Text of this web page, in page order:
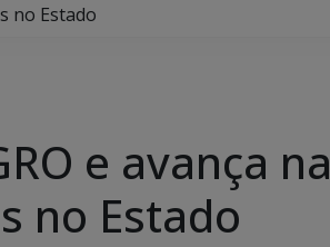
no Estado
e avança na
no Estado